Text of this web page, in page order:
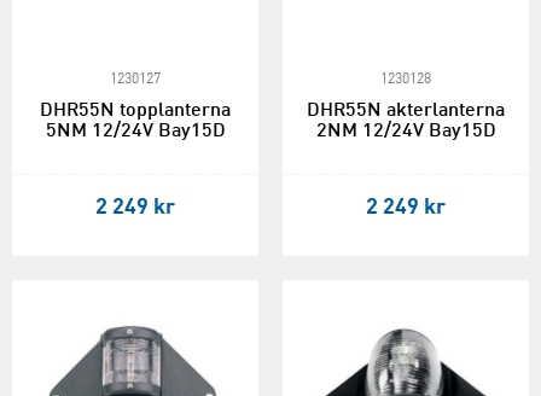
1230127
DHR55N topplanterna
5NM 12/24V Bay15D
2 249 kr
1230128
DHR55N akterlanterna
2NM 12/24V Bay15D
2 249 kr